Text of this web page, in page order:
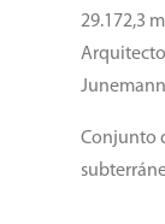
29.172,3
Junemann
Conjunto